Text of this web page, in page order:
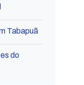
Tabapuã
do